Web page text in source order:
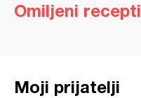
Omiljeni recepti
Moji prijatelji